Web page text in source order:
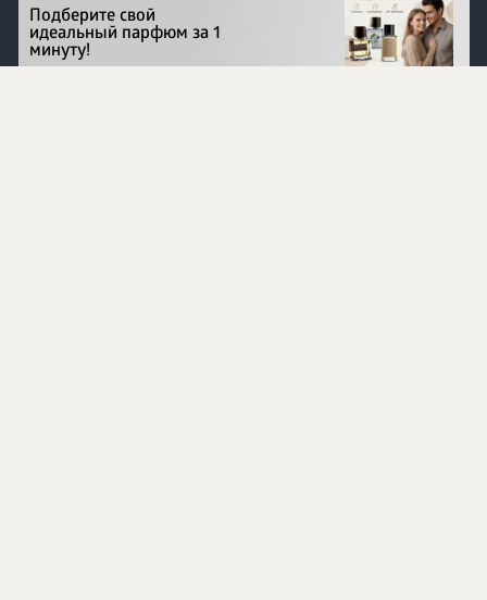
Перейти на сайт
Подберите свой
идеальный парфюм за 1
минуту!